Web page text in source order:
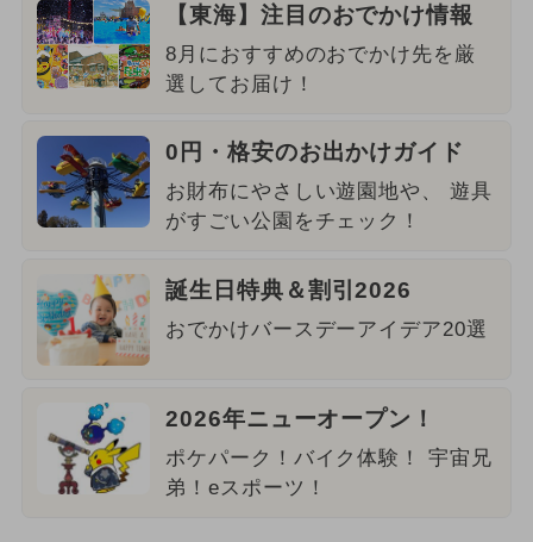
【東海】注目のおでかけ情報
8月におすすめのおでかけ先を厳
選してお届け！
0円・格安のお出かけガイド
お財布にやさしい遊園地や、 遊具
がすごい公園をチェック！
誕生日特典＆割引2026
おでかけバースデーアイデア20選
2026年ニューオープン！
ポケパーク！バイク体験！ 宇宙兄
弟！eスポーツ！